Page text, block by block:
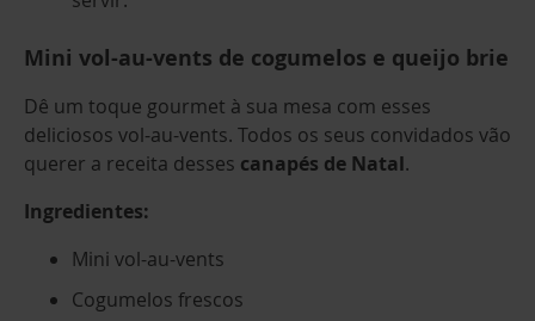
Mini vol-au-vents de cogumelos e queijo brie
Dê um toque gourmet à sua mesa com esses
deliciosos vol-au-vents. Todos os seus convidados vão
querer a receita desses canapés de Natal.
Ingredientes:
Mini vol-au-vents
Cogumelos frescos